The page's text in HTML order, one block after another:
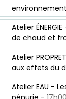
Atelier
de chaud et
Atelier
aux effets du
Atelier EAU -